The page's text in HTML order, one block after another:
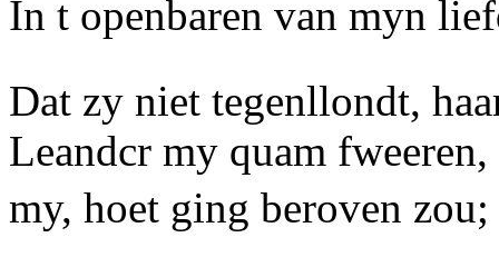
In t openbaren van myn
Dat zy niet tegenllondt,
Leandcr my quam
my, hoet ging beroven zou;